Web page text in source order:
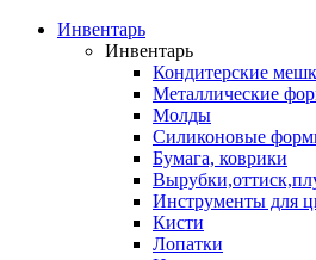
Инвентарь
Инвентарь
Кондитерские
Металлические
Молды
Силиконовые
Бумага, коврики
Инструменты для
Кисти
Лопатки